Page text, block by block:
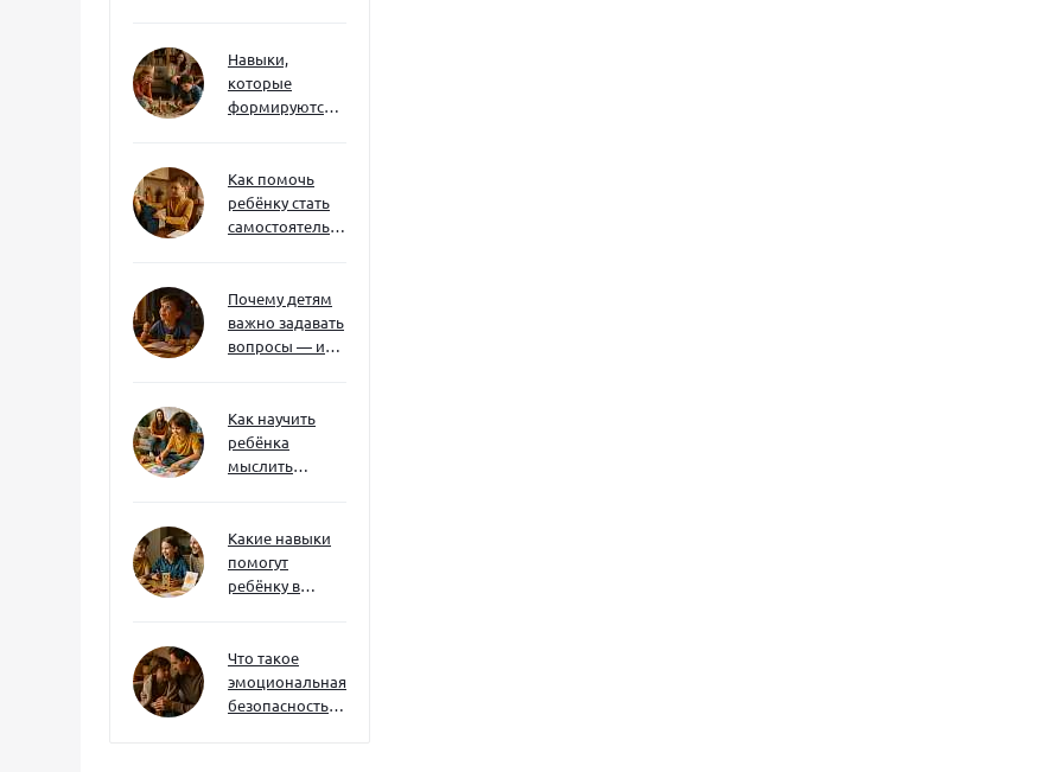
Навыки,
которые
формируются
ребёнка
успешным
Как помочь
ребёнку стать
самостоятельным
Почему детям
важно задавать
вопросы — и
Как научить
ребёнка
мыслить
сложностей
Какие навыки
помогут
ребёнку в
их уже сейчас
Что такое
эмоциональная
безопасность